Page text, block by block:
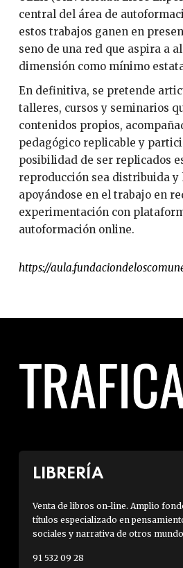
central del área de
estos trabajos ganen en
seno de una red que aspira a
dimensión como mínimo
En definitiva, se pretende
talleres, cursos y seminarios
contenidos propios,
pedagógico replicable y
posibilidad de ser replicados
reproducción sea distribuida
apoyándose en el trabajo en
experimentación con
autoformación online.
https://
LIBRERÍA
Venta de libros on-line. Amplio
títulos especializado en
sociales y narrativa de otros
91 532 09 28